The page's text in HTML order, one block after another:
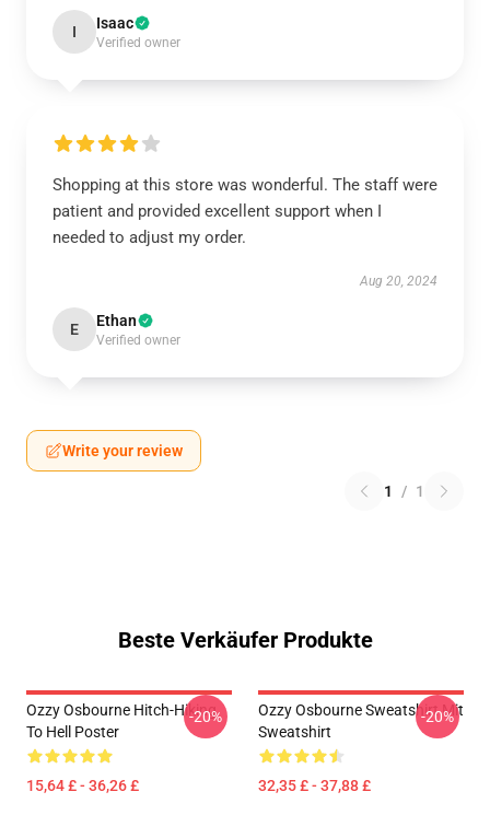
I Isaac
Verified owner
Shopping at this store was wonderful. The staff were
patient and provided excellent support when I
needed to adjust my order.
Aug 20, 2024
E Ethan
Verified owner
Write your review
1 / 1
Beste Verkäufer Produkte
Ozzy Osbourne Hitch-Hiking
To Hell Poster
15,64 £ - 36,26 £
-20%
Ozzy Osbourne Sweatshirt Mit
Sweatshirt
32,35 £ - 37,88 £
-20%